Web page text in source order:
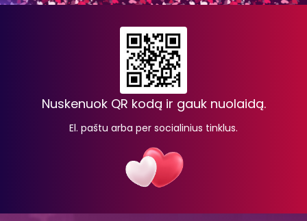
Nuskenuok QR kodą ir gauk nuolaidą.
El. paštu arba per socialinius tinklus.